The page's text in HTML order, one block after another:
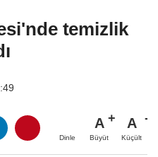
temizlik
Dinle
A
Büyüt
A
Küçült